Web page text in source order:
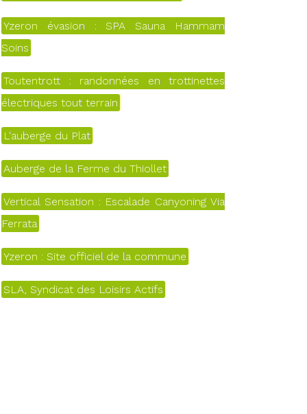
Yzeron évasion : SPA Sauna Hammam
Soins
Toutentrott : randonnées en trottinettes
électriques tout terrain
L'auberge du Plat
Auberge de la Ferme du Thiollet
Vertical Sensation : Escalade Canyoning Via
Ferrata
Yzeron : Site officiel de la commune
SLA, Syndicat des Loisirs Actifs